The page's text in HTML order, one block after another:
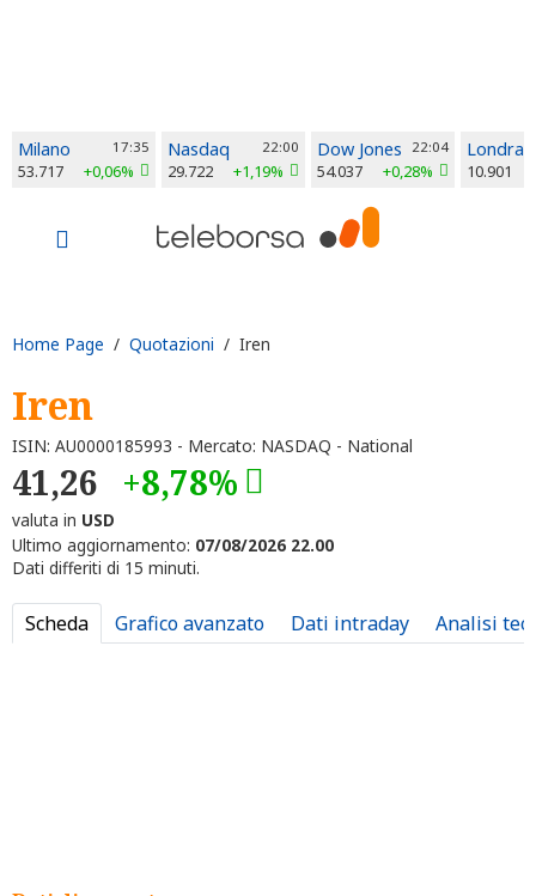
Milano 17:35
53.717 +0,06%
Nasdaq 22:00
29.722 +1,19%
Dow Jones 22:04
54.037 +0,28%
Londra
10.901
Home Page / Quotazioni / Iren
Iren
ISIN: AU0000185993 - Mercato: NASDAQ - National
41,26 +8,78%
valuta in USD
Ultimo aggiornamento: 07/08/2026 22.00
Dati differiti di 15 minuti.
Scheda Grafico avanzato Dati intraday Analisi